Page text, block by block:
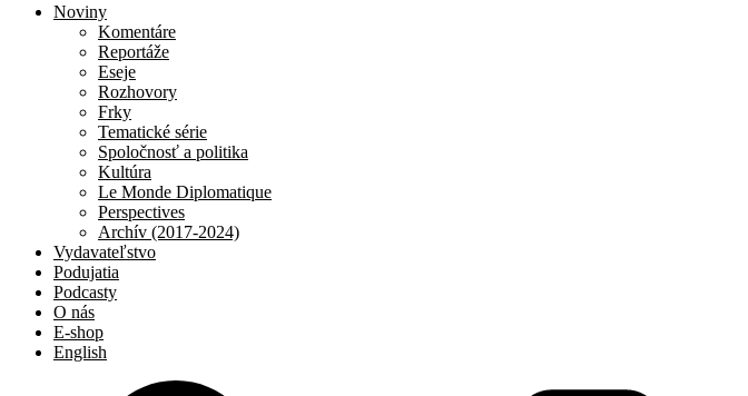
Noviny
Komentáre
Reportáže
Eseje
Rozhovory
Frky
Tematické série
Spoločnosť a politika
Kultúra
Le Monde Diplomatique
Perspectives
Archív (2017-2024)
Vydavateľstvo
Podujatia
Podcasty
O nás
E-shop
English